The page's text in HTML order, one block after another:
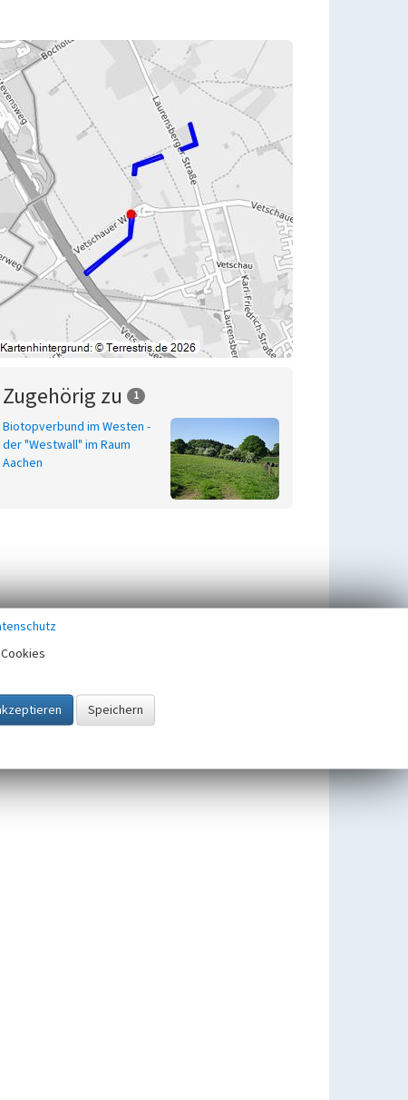
Zugehörig zu 1
Biotopverbund im Westen -
der "Westwall" im Raum
Aachen